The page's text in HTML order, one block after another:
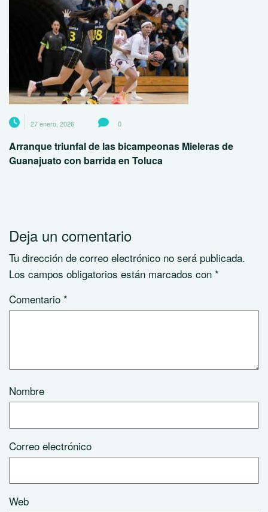
27 enero, 2026 0
Arranque triunfal de las bicampeonas Mieleras de
Guanajuato con barrida en Toluca
Deja un comentario
Tu dirección de correo electrónico no será publicada.
Los campos obligatorios están marcados con *
Comentario *
Nombre
Correo electrónico
Web